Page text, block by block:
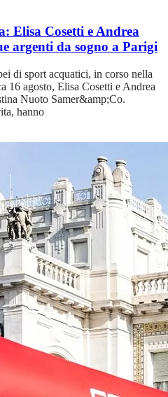
Elisa Cosetti e Andrea
argenti da sogno a Parigi
di sport acquatici, in corso nella
16 agosto, Elisa Cosetti e Andrea
Nuoto Samer&amp;Co.
hanno